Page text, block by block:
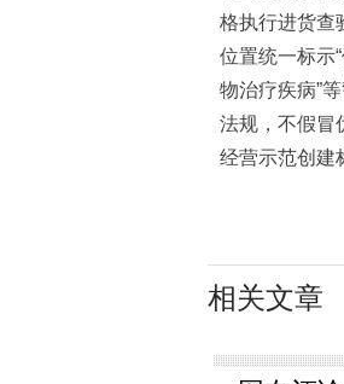
格执行进货查
位置统一标示
物治疗疾病”
法规，不假冒
经营示范创建
相关文章